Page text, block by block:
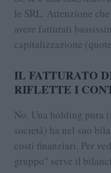
le SRL. Attenzione
avere fatturati
capitalizzazione
IL FATTURATO
RIFLETTE I
No. Una holding pura
società) ha nel suo
costi finanziari. Per
gruppo" serve il